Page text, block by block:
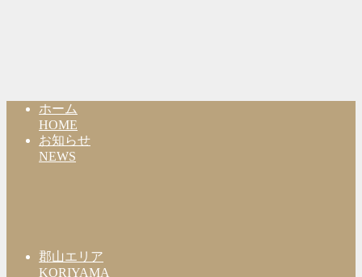
ホーム
HOME
お知らせ
NEWS
郡山エリア
KORIYAMA